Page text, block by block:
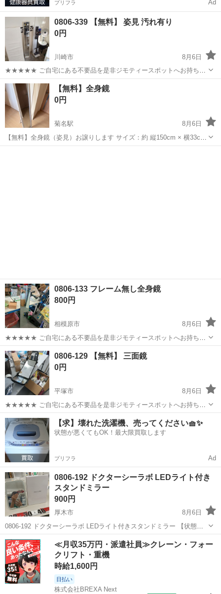
プリフラ Ad
0806-339 【無料】 姿見 汚れ有り
0円
川崎市
8月6日
★★★★★ ご自宅にある不要品を是非ジモティースポットへお持ち込
みしませんか？ 家電、趣味・スポーツ・レジャー用品、こども用品、
衣料服飾品、生活雑貨、家具、本、CD・DVDなどが無料でまとめて持
ち込めます！ ※詳細はこ...
神奈川 川崎市 ミラー/鏡 姿見
【無料】全身鏡
0円
菊名駅
8月6日
【無料】全身鏡（姿見）お譲りします サイズ：約 縦150cm × 横33cm
もともとはピンク色でしたが、白に塗装して使用していました。 自宅
0806-133 フレーム無し全身鏡
800円
相模原市
8月6日
★★★★★ ご自宅にある不要品を是非ジモティースポットへお持ち込
みしませんか？ 家電、趣味・スポーツ・レジャー用品、こども用品、
衣料服飾品、生活雑貨、家具、本、CD・DVDなどが無料でまとめて持
ち込めます！ ※詳細はこ...
神奈川 相模原市 ミラー/鏡 現地
0806-129 【無料】 三面鏡
0円
平塚市
8月6日
★★★★★ ご自宅にある不要品を是非ジモティースポットへお持ち込
みしませんか？ 家電、趣味・スポーツ・レジャー用品、こども用品、
衣料服飾品、生活雑貨、家具、本、CD・DVDなどが無料でまとめて持
ち込めます！ ※詳細はこ...
神奈川 平塚市 ミラー/鏡 現地
【求】壊れた洗濯機、売ってください🧺✨
状態が悪くてもOK！最大限買取します
プリフラ Ad
0806-192 ドクターシーラボ LEDライト付き
スタンドミラー
900円
厚木市
8月6日
0806-192 ドクターシーラボ LEDライト付きスタンドミラー 【状態】
・使用に伴う多少のスレ、キズ、落としきれない汚れなどございます
・詳細は現地でご確認ください ・お値引きは出来かねますのでご了承
願...
神奈川 厚木市 ミラー/鏡 ドクターシーラボ
≪月収35万円・派遣社員≫クレーン・フォー
クリフト・重機
時給1,600円
日払い
株式会社BREXA Next